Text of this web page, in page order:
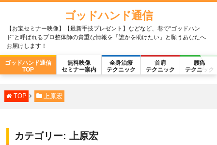
ゴッドハンド通信
【お宝セミナー映像】【最新手技プレゼント】などなど、巷で“ゴッドハン
ド”と呼ばれるプロ整体師の貴重な情報を「誰かを助けたい」と願うあなたへ
お届けします！
ゴッドハンド通信
TOP
無料映像
セミナー案内
全身治療
テクニック
首肩
テクニック
腰痛
テクニック
TOP 上原宏
カテゴリー: 上原宏